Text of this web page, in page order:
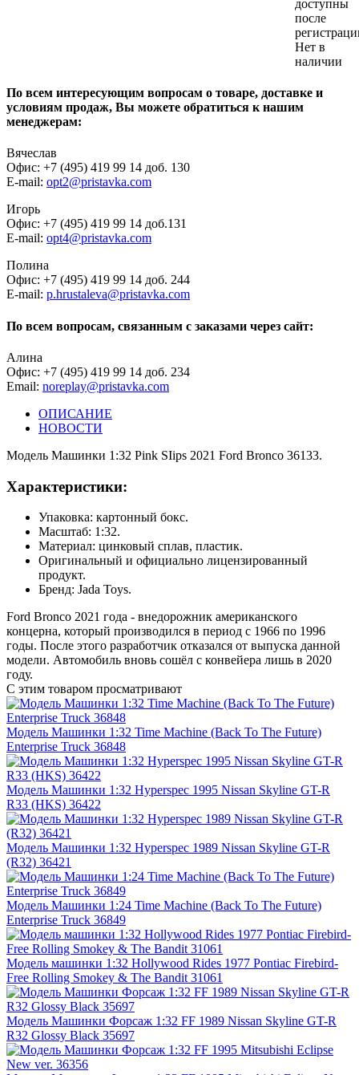
доступны
после
Нет в
наличии
По всем интересующим вопросам о товаре, доставке и
условиям продаж, Вы можете обратиться к нашим
менеджерам:
Вячеслав
Офис: +7 (495) 419 99 14 доб. 130
E-mail: opt2@pristavka.com
Игорь
Офис: +7 (495) 419 99 14 доб.131
E-mail: opt4@pristavka.com
Полина
Офис: +7 (495) 419 99 14 доб. 244
E-mail: p.hrustaleva@pristavka.com
По всем вопросам, связанным с заказами через сайт:
Алина
Офис: +7 (495) 419 99 14 доб. 234
Email: noreplay@pristavka.com
ОПИСАНИЕ
НОВОСТИ
Модель Машинки 1:32 Pink SIips 2021 Ford Bronco 36133.
Характеристики:
Упаковка: картонный бокс.
Масштаб: 1:32.
Материал: цинковый сплав, пластик.
Оригинальный и официально лицензированный
продукт.
Бренд: Jada Toys.
Ford Bronco 2021 года - внедорожник американского
концерна, который производился в период с 1966 по 1996
годы. После этого разработчик отказался от выпуска данной
модели. Автомобиль вновь сошёл с конвейера лишь в 2020
году.
С этим товаром просматривают
Модель Машинки 1:32 Time Machine (Back To The Future)
Enterprise Truck 36848
Модель Машинки 1:32 Hyperspec 1995 Nissan Skyline GT-R
R33 (HKS) 36422
Модель Машинки 1:32 Hyperspec 1989 Nissan Skyline GT-R
(R32) 36421
Модель Машинки 1:24 Time Machine (Back To The Future)
Enterprise Truck 36849
Модель машинки 1:32 Hollywood Rides 1977 Pontiac Firebird-
Free Rolling Smokey & The Bandit 31061
Модель Машинки Форсаж 1:32 FF 1989 Nissan Skyline GT-R
R32 Glossy Black 35697